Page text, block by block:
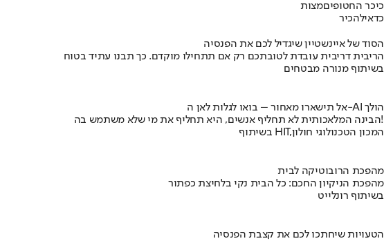
כיכר החטופיםמצות
כדאילהכיר
הסוד של איינשטיין שיגדיל לכם את הפנסיה
הריבית דריבית עובדת לטובתכם רק אם תתחילו מוקדם. כך תבנו עתיד בטוח
בשיתוף מנורה מבטחים
אל תישארו מאחור – בואו לגלות לאן ה-AI הולך
הבינה המלאכותית לא תחליף אנשים, היא תחליף את מי שלא משתמש בה!
בשיתוף HIT,המכון הטכנולוגי חולון
מהפכת הרובוטיקה לבית
מהפכת הניקיון החכם: כל הבית נקי בלחיצת כפתור
בשיתוף רונלייט
הטעויות שיחתכו לכם את קצבת הפנסיה